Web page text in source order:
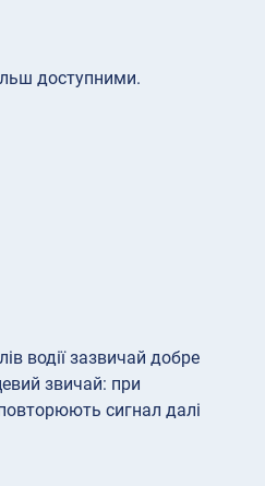
доступними.
водії зазвичай добре
звичай: при
сигнал далі